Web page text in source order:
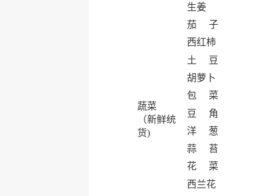
蔬菜
（新鲜统
货)
生姜
茄 子
西红柿
土 豆
胡萝卜
包 菜
豆 角
洋 葱
蒜 苔
花 菜
西兰花